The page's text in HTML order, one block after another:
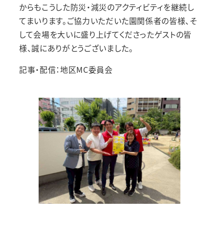
からもこうした防災・減災のアクティビティを継続し
てまいります。ご協力いただいた園関係者の皆様、そ
して会場を大いに盛り上げてくださったゲストの皆
様、誠にありがとうございました。
記事・配信：地区MC委員会